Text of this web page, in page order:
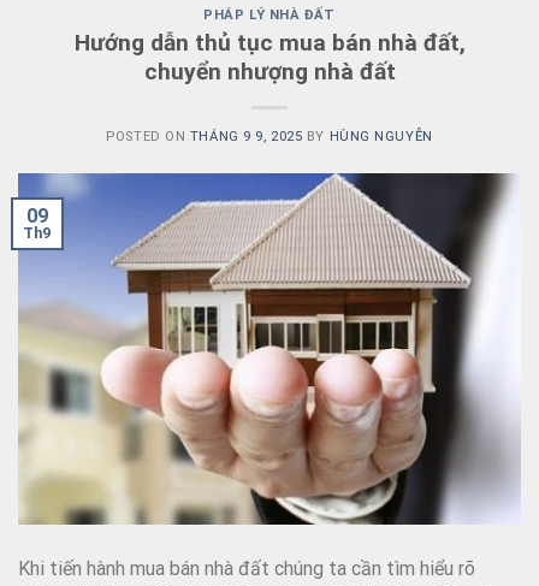
PHÁP LÝ NHÀ ĐẤT
Hướng dẫn thủ tục mua bán nhà đất,
chuyển nhượng nhà đất
POSTED ON THÁNG 9 9, 2025 BY HÙNG NGUYỄN
09
Th9
Khi tiến hành mua bán nhà đất chúng ta cần tìm hiểu rõ